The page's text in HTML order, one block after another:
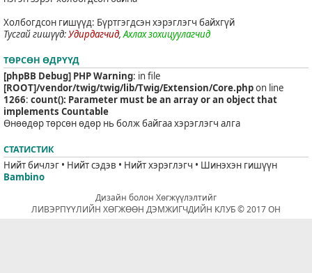
Холбогдсон гишүүд: Бүртгэгдсэн хэрэглэгч байхгүй
Тусгай гишүүд:Удирдагчид,Ахлах зохицуулагчид
ТӨРСӨН ӨДРҮҮД
[phpBB Debug] PHP Warning: in file
[ROOT]/vendor/twig/twig/lib/Twig/Extension/Core.phpon line
1266: count(): Parameter must be an array or an object that
implements Countable
Өнөөдөр төрсөн өдөр нь болж байгаа хэрэглэгч алга
СТАТИСТИК
Нийт бичлэг • Нийт сэдэв • Нийт хэрэглэгч • Шинэхэн гишүүн
Bambino
Дизайн болон Хөгжүүлэлтийг
ЛИВЭРПҮҮЛИЙН ХӨГЖӨӨН ДЭМЖИГЧДИЙН КЛУБ © 2017 ОН